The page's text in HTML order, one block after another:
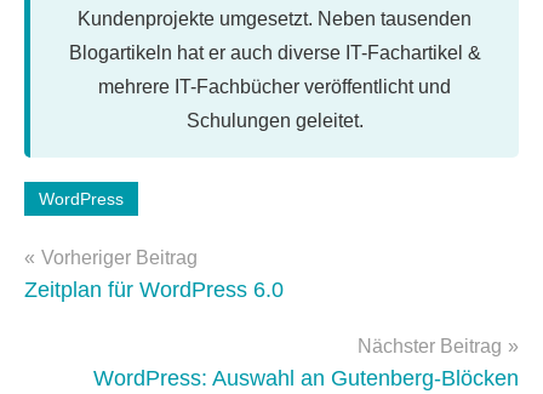
Kundenprojekte umgesetzt. Neben tausenden
Blogartikeln hat er auch diverse IT-Fachartikel &
mehrere IT-Fachbücher veröffentlicht und
Schulungen geleitet.
Schlagwörter:
WordPress
Beitragsnavigation
Vorheriger Beitrag
Zeitplan für WordPress 6.0
Nächster Beitrag
WordPress: Auswahl an Gutenberg-Blöcken